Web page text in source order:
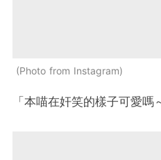
Photo from Instagram
「本喵在奸笑的樣子可愛